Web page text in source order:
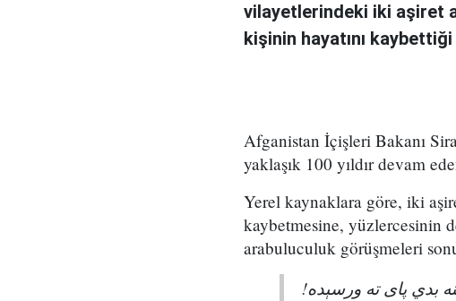
vilayetlerindeki iki aşiret
kişinin hayatını
Afganistan İçişleri Bakanı
yaklaşık 100 yıldır devam
Yerel kaynaklara göre, iki
kaybetmesine, yüzlercesinin
arabuluculuk görüşmeleri
بدي پای ته ورسېده!